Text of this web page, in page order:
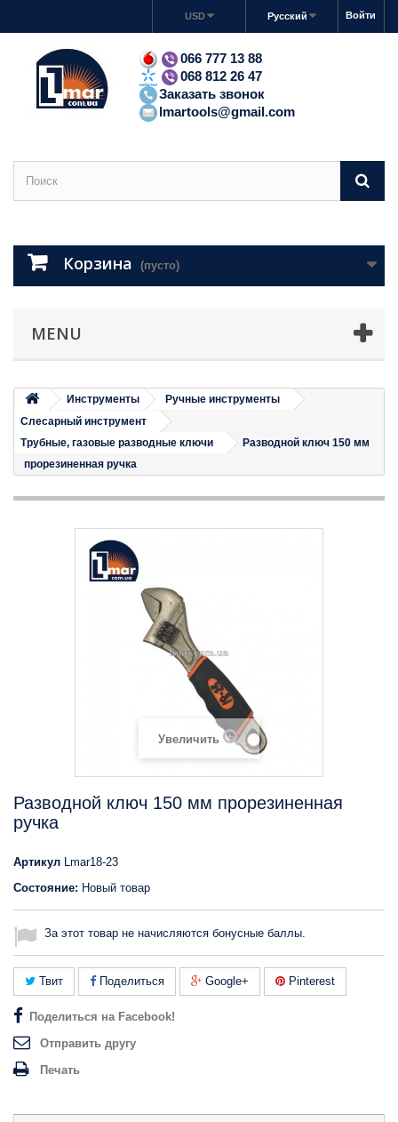
Войти
Русский
USD
066 777 13 88
068 812 26 47
Заказать звонок
lmartools@gmail.com
Корзина (пусто)
MENU
Инструменты
Ручные инструменты
Слесарный инструмент
Трубные, газовые разводные ключи
Разводной ключ 150 мм
прорезиненная ручка
Увеличить
Разводной ключ 150 мм прорезиненная
ручка
Артикул Lmar18-23
Состояние: Новый товар
За этот товар не начисляются бонусные баллы.
Твит Поделиться Google+ Pinterest
Поделиться на Facebook!
Отправить другу
Печать